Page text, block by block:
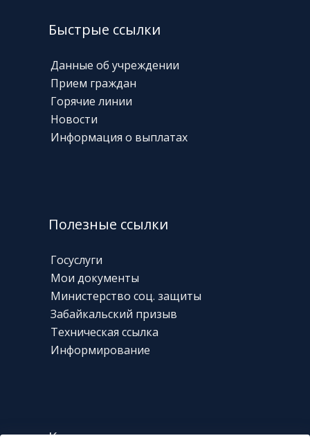
Быстрые ссылки
Данные об учреждении
Прием граждан
Горячие линии
Новости
Информация о выплатах
Полезные ссылки
Госуслуги
Мои документы
Министерство соц. защиты
Забайкальский призыв
Техническая ссылка
Информирование